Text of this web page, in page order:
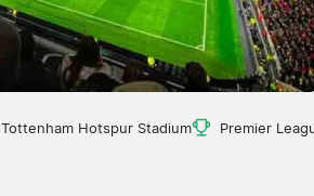
Tottenham Hotspur Stadium Premier